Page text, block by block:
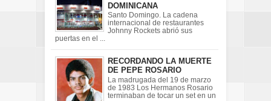
DOMINICANA
Santo Domingo. La cadena
internacional de restaurantes
Johnny Rockets abrió sus
puertas en el ...
RECORDANDO LA MUERTE
DE PEPE ROSARIO
La madrugada del 19 de marzo
de 1983 Los Hermanos Rosario
terminaban de tocar un set en un